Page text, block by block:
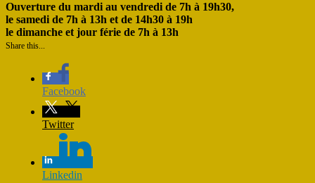
Ouverture du mardi au vendredi de 7h à 19h30,
le samedi de 7h à 13h et de 14h30 à 19h
le dimanche et jour férie de 7h à 13h
Share this...
Facebook
Twitter
Linkedin